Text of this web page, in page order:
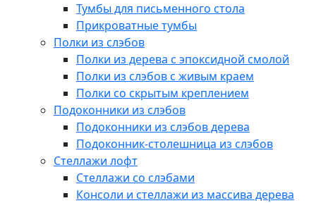
Тумбы для письменного стола
Прикроватные тумбы
Полки из слэбов
Полки из дерева с эпоксидной смолой
Полки из слэбов с живым краем
Полки со скрытым креплением
Подоконники из слэбов
Подоконники из слэбов дерева
Подоконник-столешница из слэбов
Стеллажи лофт
Стеллажи со слэбами
Консоли и стеллажи из массива дерева